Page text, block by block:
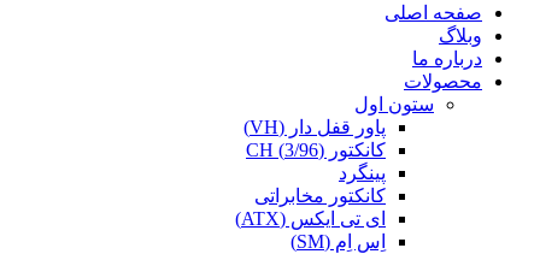
صفحه اصلی
وبلاگ
درباره ما
محصولات
ستون اول
پاور قفل دار (VH)
کانکتور (3/96) CH
پینگرد
کانکتور مخابراتی
ای تی ایکس (ATX)
اِس اِم (SM)